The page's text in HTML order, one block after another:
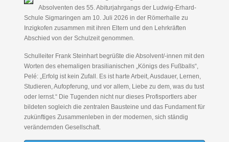
Absolventen des 55. Abiturjahrgangs der Ludwig-Erhard-
Schule Sigmaringen am 10. Juli 2026 in der Römerhalle zu
Inzigkofen zusammen mit ihren Eltern und den Lehrkräften
Abschied von der Schulzeit genommen.
Schulleiter Frank Steinhart begrüßte die Absolvent/-innen mit den
Worten des ehemaligen brasilianischen „Königs des Fußballs“,
Pelé: „Erfolg ist kein Zufall. Es ist harte Arbeit, Ausdauer, Lernen,
Studieren, Aufopferung, und vor allem, Liebe zu dem, was du tust
oder lernst.“ Die Tugenden nicht nur dieses Profisportlers aber
bildeten sogleich die zentralen Bausteine und das Fundament für
zukünftiges Zusammenleben in der modernen, sich ständig
verändernden Gesellschaft.